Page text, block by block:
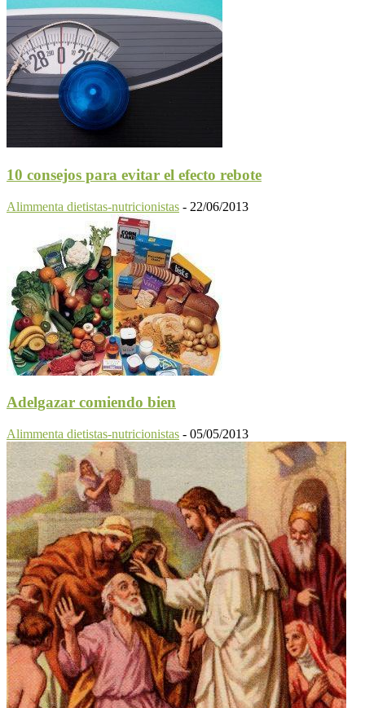
10 consejos para evitar el efecto rebote
Alimmenta dietistas-nutricionistas - 22/06/2013
Adelgazar comiendo bien
Alimmenta dietistas-nutricionistas - 05/05/2013